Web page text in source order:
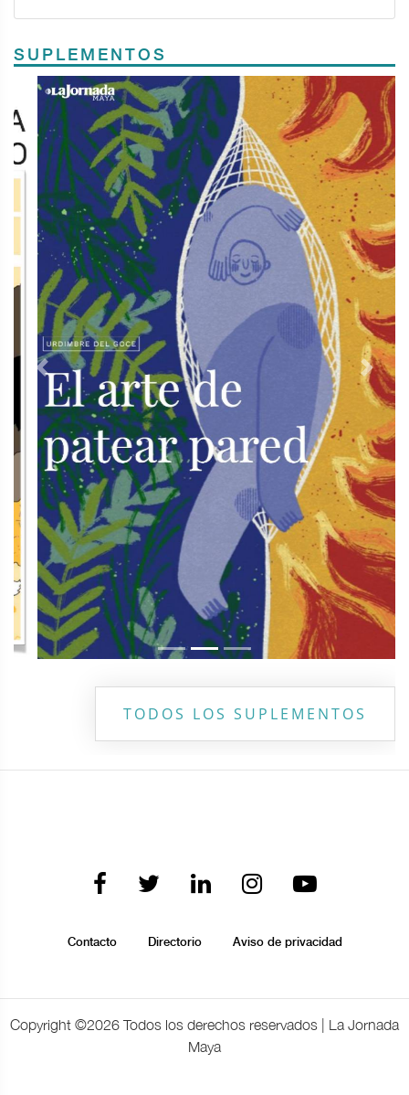
SUPLEMENTOS
Previous Next
TODOS LOS SUPLEMENTOS
Contacto Directorio Aviso de privacidad
Copyright ©2026 Todos los derechos reservados | La Jornada
Maya